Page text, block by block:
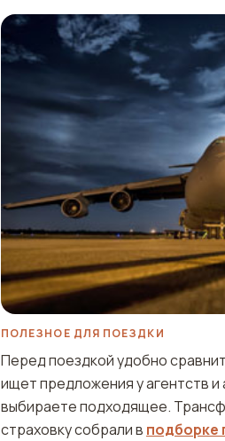
ПОЛЕЗНОЕ ДЛЯ ПОЕЗДКИ
Перед поездкой удобно
ищет предложения у агентств и
выбираете подходящее.
страховку собрали в подборке